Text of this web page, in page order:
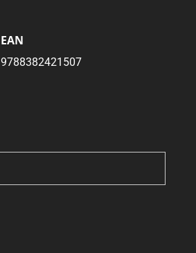
EAN
9788382421507